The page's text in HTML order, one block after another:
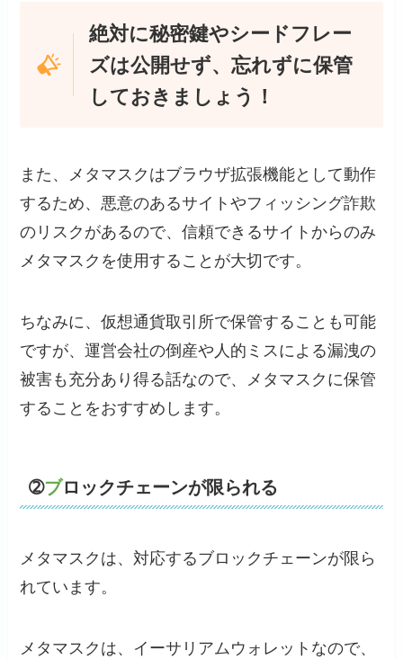
絶対に秘密鍵やシードフレー
ズは公開せず、忘れずに保管
しておきましょう！
また、メタマスクはブラウザ拡張機能として動作
するため、悪意のあるサイトやフィッシング詐欺
のリスクがあるので、信頼できるサイトからのみ
メタマスクを使用することが大切です。
ちなみに、仮想通貨取引所で保管することも可能
ですが、運営会社の倒産や人的ミスによる漏洩の
被害も充分あり得る話なので、メタマスクに保管
することをおすすめします。
➁ブロックチェーンが限られる
メタマスクは、対応するブロックチェーンが限ら
れています。
メタマスクは、イーサリアムウォレットなので、